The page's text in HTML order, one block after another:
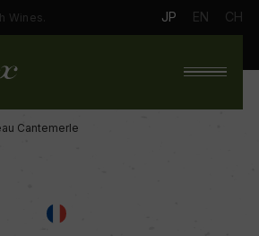
Wines. JP EN CH
Cantemerle